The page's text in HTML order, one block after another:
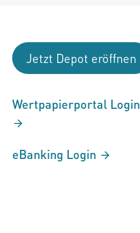
Jetzt Depot eröffnen
Wertpapierportal Login
eBanking Login